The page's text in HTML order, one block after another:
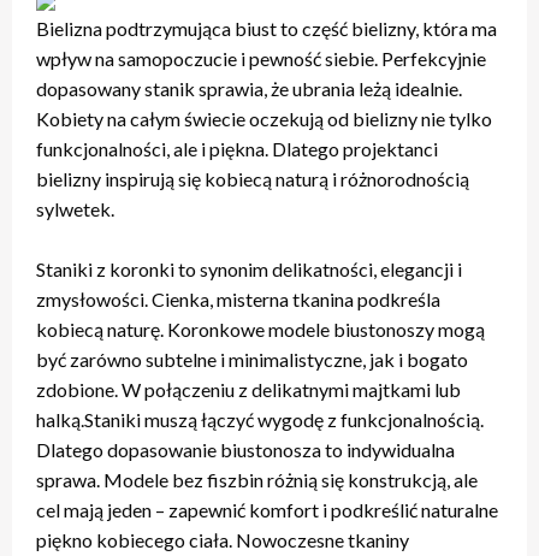
Bielizna podtrzymująca biust to część bielizny, która ma
wpływ na samopoczucie i pewność siebie. Perfekcyjnie
dopasowany stanik sprawia, że ubrania leżą idealnie.
Kobiety na całym świecie oczekują od bielizny nie tylko
funkcjonalności, ale i piękna. Dlatego projektanci
bielizny inspirują się kobiecą naturą i różnorodnością
sylwetek.
Staniki z koronki to synonim delikatności, elegancji i
zmysłowości. Cienka, misterna tkanina podkreśla
kobiecą naturę. Koronkowe modele biustonoszy mogą
być zarówno subtelne i minimalistyczne, jak i bogato
zdobione. W połączeniu z delikatnymi majtkami lub
halką.Staniki muszą łączyć wygodę z funkcjonalnością.
Dlatego dopasowanie biustonosza to indywidualna
sprawa. Modele bez fiszbin różnią się konstrukcją, ale
cel mają jeden – zapewnić komfort i podkreślić naturalne
piękno kobiecego ciała. Nowoczesne tkaniny